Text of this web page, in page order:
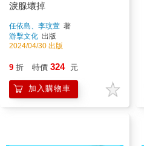
淚腺壞掉
任依島、李玟萱 著
游擊文化 出版
2024/04/30 出版
9 折 特價 324 元
加入購物車